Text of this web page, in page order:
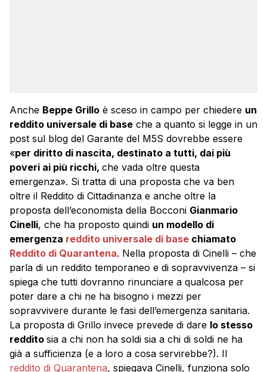
Anche Beppe Grillo è sceso in campo per chiedere un
reddito universale di base che a quanto si legge in un
post sul blog del Garante del M5S dovrebbe essere
«per diritto di nascita, destinato a tutti, dai più
poveri ai più ricchi, che vada oltre questa
emergenza». Si tratta di una proposta che va ben
oltre il Reddito di Cittadinanza e anche oltre la
proposta dell’economista della Bocconi Gianmario
Cinelli, che ha proposto quindi un modello di
emergenza reddito universale di base chiamato
Reddito di Quarantena. Nella proposta di Cinelli – che
parla di un reddito temporaneo e di sopravvivenza – si
spiega che tutti dovranno rinunciare a qualcosa per
poter dare a chi ne ha bisogno i mezzi per
sopravvivere durante le fasi dell’emergenza sanitaria.
La proposta di Grillo invece prevede di dare lo stesso
reddito sia a chi non ha soldi sia a chi di soldi ne ha
già a sufficienza (e a loro a cosa servirebbe?). Il
reddito di Quarantena, spiegava Cinelli, funziona solo